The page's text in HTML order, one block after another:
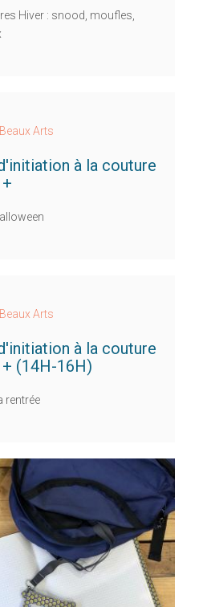
Hiver : snood, moufles,
Arts
à la couture
Arts
à la couture
+ (14H-16H)
rentrée